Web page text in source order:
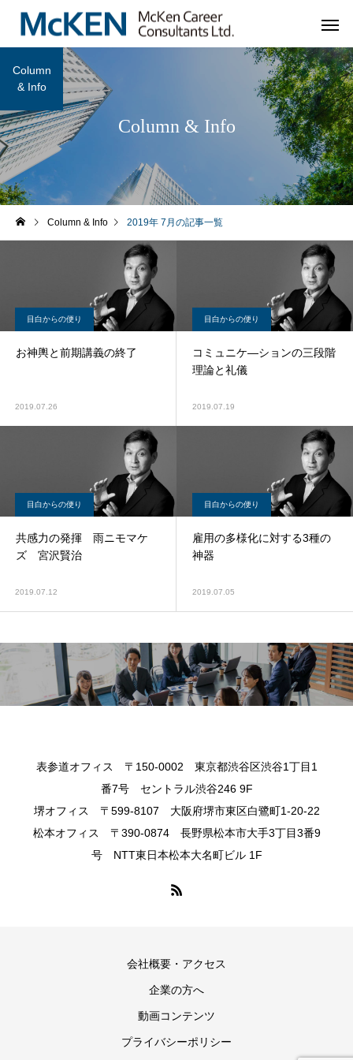
Column & Info
Column
& Info
Column & Info 2019年 7月の記事一覧
目白からの便り
お神輿と前期講義の終了
2019.07.26
目白からの便り
コミュニケ―ションの三段階
理論と礼儀
2019.07.19
目白からの便り
共感力の発揮 雨ニモマケ
ズ 宮沢賢治
2019.07.12
目白からの便り
雇用の多様化に対する3種の
神器
2019.07.05
表参道オフィス 〒150-0002 東京都渋谷区渋谷1丁目1
番7号 セントラル渋谷246 9F
堺オフィス 〒599-8107 大阪府堺市東区白鷺町1-20-22
松本オフィス 〒390-0874 長野県松本市大手3丁目3番9
号 NTT東日本松本大名町ビル 1F
会社概要・アクセス
企業の方へ
動画コンテンツ
プライバシーポリシー